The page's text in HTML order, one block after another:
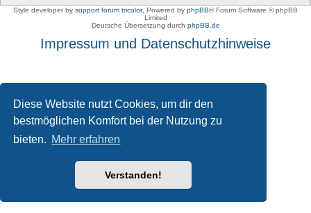
Diese Website nutzt Cookies, um dir den
bestmöglichen Komfort bei der Nutzung zu
bieten. Mehr erfahren
Verstanden!
Style developer by support forum tricolor, Powered by phpBB® Forum Software © phpBB
Limited
Deutsche Übersetzung durch phpBB.de
Impressum und Datenschutzhinweise